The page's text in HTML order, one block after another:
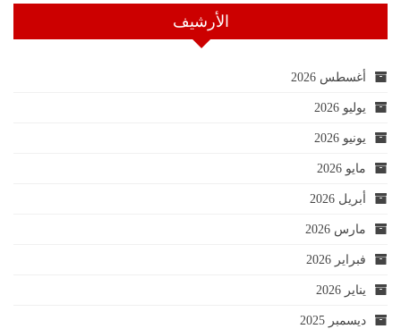
الأرشيف
أغسطس 2026
يوليو 2026
يونيو 2026
مايو 2026
أبريل 2026
مارس 2026
فبراير 2026
يناير 2026
ديسمبر 2025